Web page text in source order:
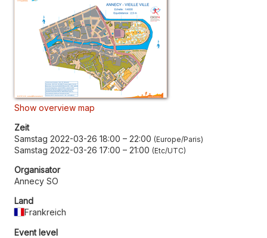
Show overview map
Zeit
Samstag 2022-03-26 18:00 – 22:00 Europe/Paris
Samstag 2022-03-26 17:00 – 21:00 Etc/UTC
Organisator
Annecy SO
Land
Frankreich
Event level